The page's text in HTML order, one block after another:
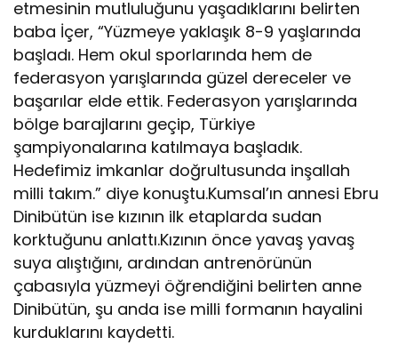
etmesinin mutluluğunu yaşadıklarını belirten
baba İçer, “Yüzmeye yaklaşık 8-9 yaşlarında
başladı. Hem okul sporlarında hem de
federasyon yarışlarında güzel dereceler ve
başarılar elde ettik. Federasyon yarışlarında
bölge barajlarını geçip, Türkiye
şampiyonalarına katılmaya başladık.
Hedefimiz imkanlar doğrultusunda inşallah
milli takım.” diye konuştu.Kumsal’ın annesi Ebru
Dinibütün ise kızının ilk etaplarda sudan
korktuğunu anlattı.Kızının önce yavaş yavaş
suya alıştığını, ardından antrenörünün
çabasıyla yüzmeyi öğrendiğini belirten anne
Dinibütün, şu anda ise milli formanın hayalini
kurduklarını kaydetti.